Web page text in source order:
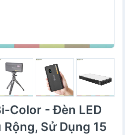
Color - Đèn LED
Sử Dụng 15